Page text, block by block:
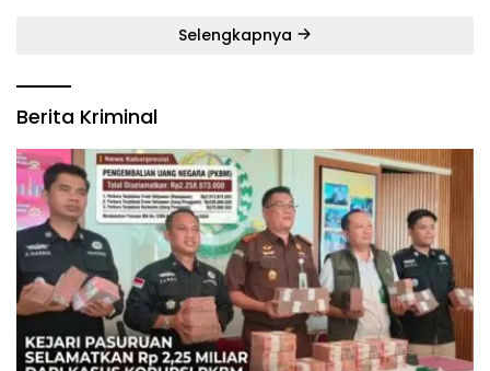
Selengkapnya
Berita Kriminal